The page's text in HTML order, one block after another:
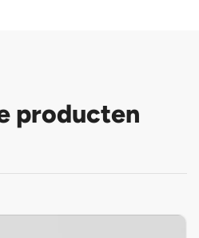
producten